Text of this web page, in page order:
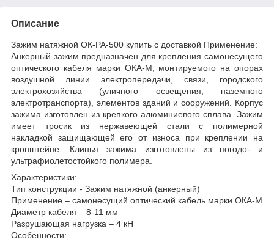
Описание
Зажим натяжной ОК-РА-500 купить с доставкой Применение:
Анкерный зажим предназначен для крепления самонесущего
оптического кабеля марки ОКА-М, монтируемого на опорах
воздушной линии электропередачи, связи, городского
электрохозяйства (уличного освещения, наземного
электротранспорта), элементов зданий и сооружений. Корпус
зажима изготовлен из крепкого алюминиевого сплава. Зажим
имеет тросик из нержавеющей стали с полимерной
накладкой защищающей его от износа при креплении на
кронштейне. Клинья зажима изготовлены из погодо- и
ультрафиолетостойкого полимера.
Характеристики:
Тип конструкции - Зажим натяжной (анкерный)
Применение – самонесущий оптический кабель марки ОКА-М
Диаметр кабеля – 8-11 мм
Разрушающая нагрузка – 4 кН
Особенности: